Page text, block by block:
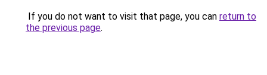
If you do not want to visit that page, you can return to
the previous page.